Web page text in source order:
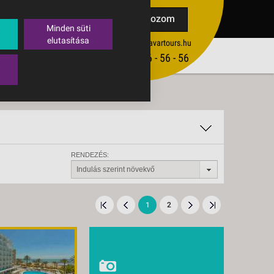
Feliratkozom
ertekesites@budavartours.hu
(+36­ 1) 3 - 56 - 56 - 56
TIPPEK
RENDEZÉS:
Indulás szerint növekvő
1 2
Minden süti
elutasítása